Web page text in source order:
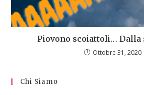
Piovono scoiattoli… Dalla
Ottobre 31, 2020
Chi Siamo